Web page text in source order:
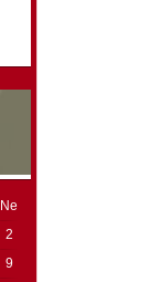
Ne
2
9